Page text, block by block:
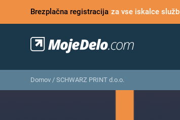
Brezplačna registracija za vse iskalce služb
Domov / SCHWARZ PRINT d.o.o.